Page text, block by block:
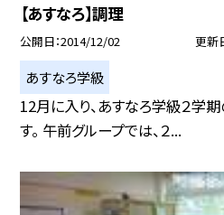
【あすなろ】調理
公開日 2014/12/02 更新
あすなろ学級
12月に入り、あすなろ学級２学
す。 午前グループでは、２...